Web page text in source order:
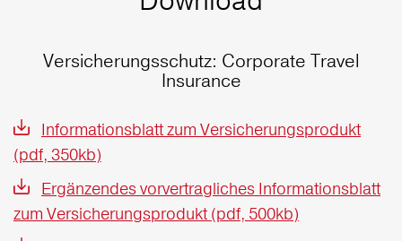
Versicherungsschutz: Corporate Travel
Insurance
Informationsblatt zum Versicherungsprodukt
(pdf, 350kb)
Ergänzendes vorvertragliches Informationsblatt
zum Versicherungsprodukt (pdf, 500kb)